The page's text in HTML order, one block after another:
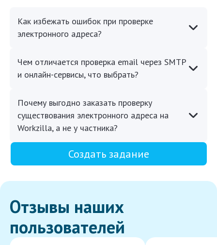
Как избежать ошибок при проверке
электронного адреса?
Чем отличается проверка email через SMTP
и онлайн-сервисы, что выбрать?
Почему выгодно заказать проверку
существования электронного адреса на
Workzilla, а не у частника?
Создать задание
Отзывы наших
пользователей